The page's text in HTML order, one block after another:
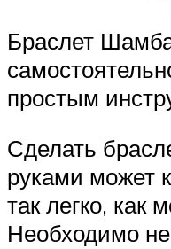
Браслет
простым
Сделать
руками может
так легко, как
Необходимо не